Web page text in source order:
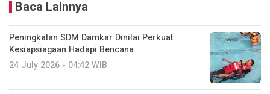
Baca Lainnya
Peningkatan SDM Damkar Dinilai Perkuat
Kesiapsiagaan Hadapi Bencana
24 July 2026 - 04:42 WIB